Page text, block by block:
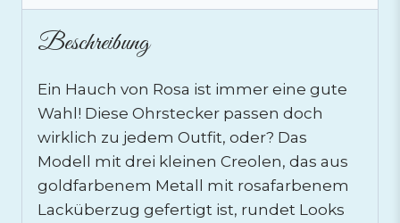
Beschreibung
Ein Hauch von Rosa ist immer eine gute
Wahl! Diese Ohrstecker passen doch
wirklich zu jedem Outfit, oder? Das
Modell mit drei kleinen Creolen, das aus
goldfarbenem Metall mit rosafarbenem
Lacküberzug gefertigt ist, rundet Looks